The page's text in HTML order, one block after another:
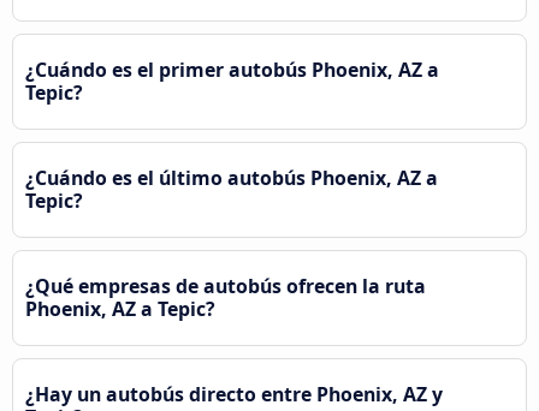
¿Cuándo es el primer autobús Phoenix, AZ a
Tepic?
¿Cuándo es el último autobús Phoenix, AZ a
Tepic?
¿Qué empresas de autobús ofrecen la ruta
Phoenix, AZ a Tepic?
¿Hay un autobús directo entre Phoenix, AZ y